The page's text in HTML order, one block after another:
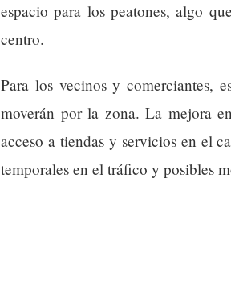
espacio para los peatones, algo
centro.
Para los vecinos y comerciantes,
moverán por la zona. La mejora
acceso a tiendas y servicios en el
temporales en el tráfico y posibles